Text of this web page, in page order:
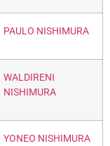
PAULO NISHIMURA
WALDIRENI
NISHIMURA
YONEO NISHIMURA